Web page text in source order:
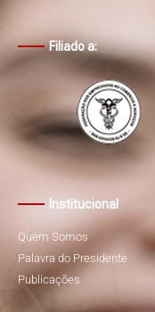
Filiado a:
Institucional
Quem Somos
Palavra do Presidente
Publicações